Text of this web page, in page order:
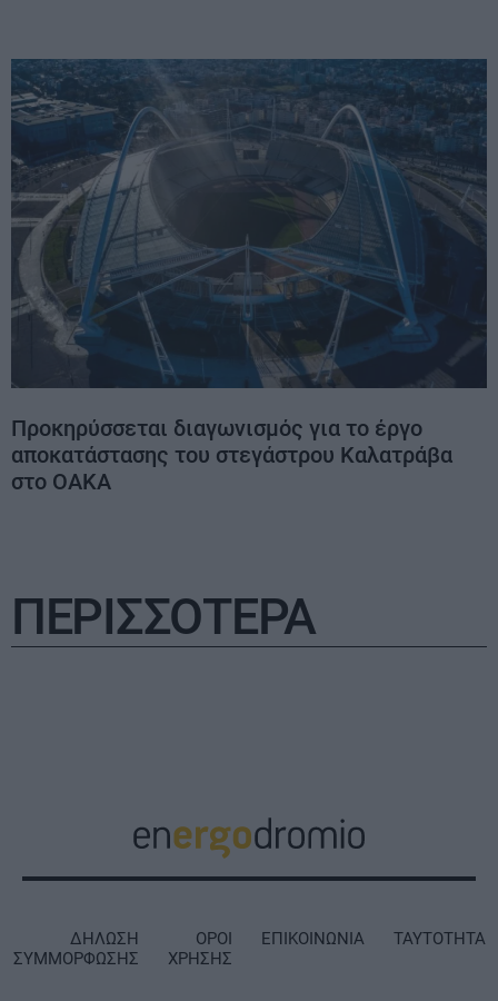
Προκηρύσσεται διαγωνισμός για το έργο
αποκατάστασης του στεγάστρου Καλατράβα
στο ΟΑΚΑ
ΠΕΡΙΣΣΟΤΕΡΑ
ΔΗΛΩΣΗ
ΣΥΜΜΟΡΦΩΣΗΣ
ΟΡΟΙ
ΧΡΗΣΗΣ
ΕΠΙΚΟΙΝΩΝΙΑ ΤΑΥΤΟΤΗΤΑ